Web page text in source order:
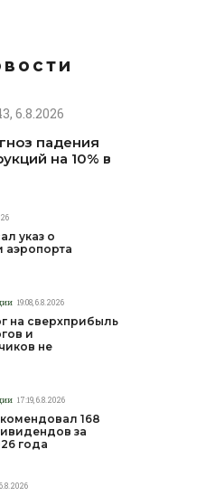
6.8.2026
падения
на 10% в
указ о
аэропорта
19:08, 6.8.2026
на сверхприбыль
и
не
17:19, 6.8.2026
168
за
года